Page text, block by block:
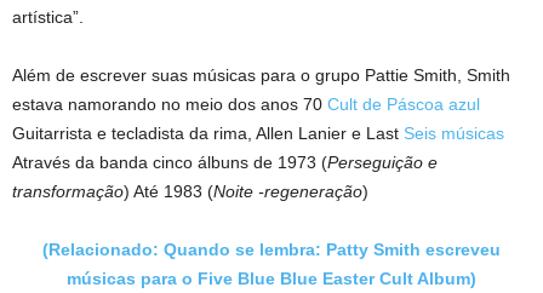
artística”.
Além de escrever suas músicas para o grupo Pattie Smith, Smith
estava namorando no meio dos anos 70 Cult de Páscoa azul
Guitarrista e tecladista da rima, Allen Lanier e Last Seis músicas
Através da banda cinco álbuns de 1973 (Perseguição e
transformação) Até 1983 (Noite -regeneração)
(Relacionado: Quando se lembra: Patty Smith escreveu
músicas para o Five Blue Blue Easter Cult Album)